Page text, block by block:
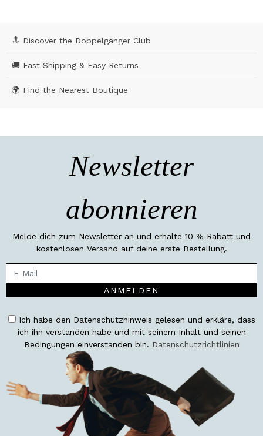
🔝 Discover the Doppelgänger Club
🚚 Fast Shipping & Easy Returns
🌍 Find the Nearest Boutique
Newsletter
abonnieren
Melde dich zum Newsletter an und erhalte 10 % Rabatt und
kostenlosen Versand auf deine erste Bestellung.
ANMELDEN
Ich habe den Datenschutzhinweis gelesen und erkläre, dass
ich ihn verstanden habe und mit seinem Inhalt und seinen
Bedingungen einverstanden bin. Datenschutzrichtlinien